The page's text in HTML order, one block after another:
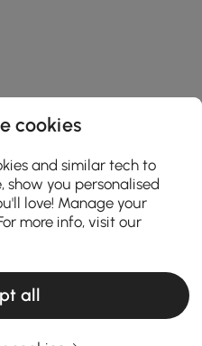
cookies
and similar tech to
show you personalised
love! Manage your
more info, visit our
all